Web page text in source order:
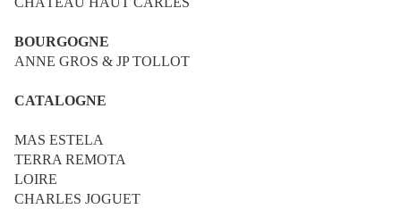
BOURGOGNE
ANNE GROS & JP TOLLOT
CATALOGNE
MAS ESTELA
TERRA REMOTA
LOIRE
CHARLES JOGUET